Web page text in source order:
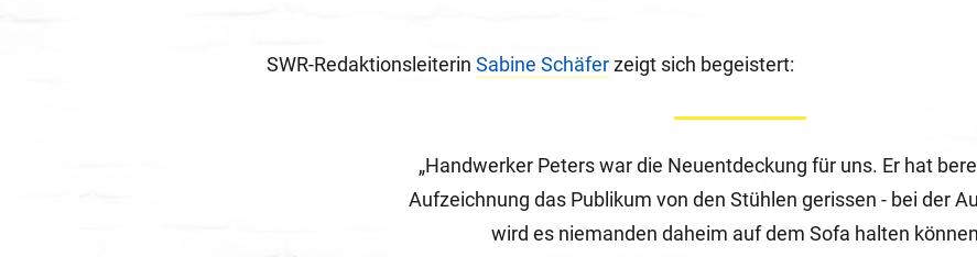
SWR-Redaktionsleiterin Sabine Schäfer zeigt sich begeistert:
„Handwerker Peters war die Neuentdeckung für uns. Er hat
Aufzeichnung das Publikum von den Stühlen gerissen - bei der
wird es niemanden daheim auf dem Sofa halten